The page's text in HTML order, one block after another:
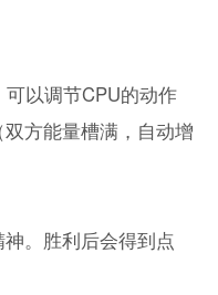
以调节CPU的动作
双方能量槽满，自动增
。胜利后会得到点